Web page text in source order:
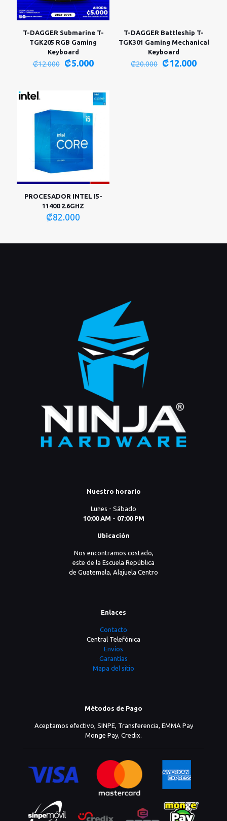
T-DAGGER Submarine T-
TGK205 RGB Gaming
Keyboard
₡12.000
El
₡12.000.
₡5.000El
es:
₡5.000.
T-DAGGER Battleship T-
TGK301 Gaming Mechanical
Keyboard
₡20.000
El
₡12.000El
PROCESADOR INTEL I5-
11400 2.6GHZ
₡82.000
Nuestro horario
Lunes - Sábado
10:00 AM - 07:00 PM
Ubicación
Nos encontramos costado,
este de la Escuela República
de Guatemala, Alajuela Centro
Enlaces
Contacto
Central Telefónica
Envíos
Garantías
Mapa del sitio
Métodos de Pago
Aceptamos efectivo, SINPE, Transferencia, EMMA Pay
Monge Pay, Credix.